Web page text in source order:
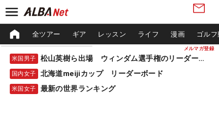
メルマガ登録
全ツアー ギア レッスン ライフ 漫画 ゴル
米国男子 松山英樹ら出場 ウィンダム選手権のリーダーボード
国内女子 北海道meijiカップ リーダーボード
米国女子 最新の世界ランキング